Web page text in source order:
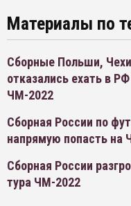
Материалы по
Сборные Польши,
отказались ехать в
ЧМ-2022
Сборная России по
напрямую попасть на
Сборная России
тура ЧМ-2022